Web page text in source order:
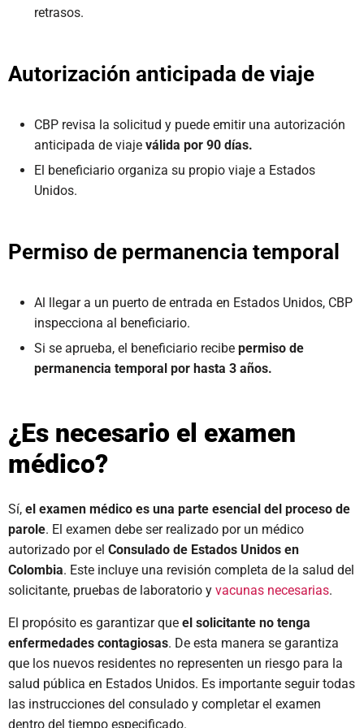
retrasos.
Autorización anticipada de viaje
CBP revisa la solicitud y puede emitir una autorización
anticipada de viaje válida por 90 días.
El beneficiario organiza su propio viaje a Estados
Unidos.
Permiso de permanencia temporal
Al llegar a un puerto de entrada en Estados Unidos, CBP
inspecciona al beneficiario.
Si se aprueba, el beneficiario recibe permiso de
permanencia temporal por hasta 3 años.
¿Es necesario el examen
médico?
Sí, el examen médico es una parte esencial del proceso de
parole. El examen debe ser realizado por un médico
autorizado por el Consulado de Estados Unidos en
Colombia. Este incluye una revisión completa de la salud del
solicitante, pruebas de laboratorio y vacunas necesarias.
El propósito es garantizar que el solicitante no tenga
enfermedades contagiosas. De esta manera se garantiza
que los nuevos residentes no representen un riesgo para la
salud pública en Estados Unidos. Es importante seguir todas
las instrucciones del consulado y completar el examen
dentro del tiempo especificado.